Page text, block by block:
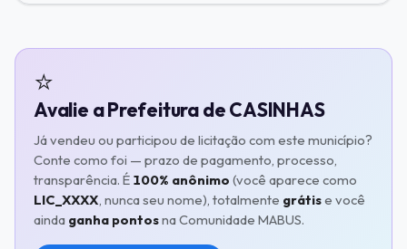
⭐
Avalie a Prefeitura de CASINHAS
Já vendeu ou participou de licitação com este município?
Conte como foi — prazo de pagamento, processo,
transparência. É 100% anônimo (você aparece como
LIC_XXXX, nunca seu nome), totalmente grátise você
ainda ganha pontosna Comunidade MABUS.